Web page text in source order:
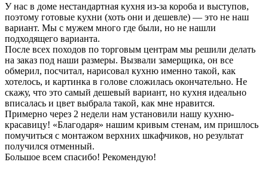
У нас в доме нестандартная кухня из-за короба и выступов,
поэтому готовые кухни (хоть они и дешевле) — это не наш
вариант. Мы с мужем много где были, но не нашли
подходящего варианта.
После всех походов по торговым центрам мы решили делать
на заказ под наши размеры. Вызвали замерщика, он все
обмерил, посчитал, нарисовал кухню именно такой, как
хотелось, и картинка в голове сложилась окончательно. Не
скажу, что это самый дешевый вариант, но кухня идеально
вписалась и цвет выбрала такой, как мне нравится.
Примерно через 2 недели нам установили нашу кухню-
красавицу! «Благодаря» нашим кривым стенам, им пришлось
помучиться с монтажом верхних шкафчиков, но результат
получился отменный.
Большое всем спасибо! Рекомендую!